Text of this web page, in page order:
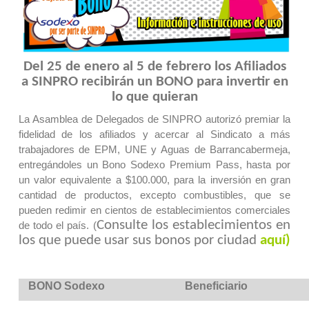
Del 25 de enero al 5 de febrero los Afiliados
a SINPRO recibirán un BONO para invertir en
lo que quieran
La Asamblea de Delegados de SINPRO autorizó premiar la
fidelidad de los afiliados y acercar al Sindicato a más
trabajadores de EPM, UNE y Aguas de Barrancabermeja,
entregándoles un Bono Sodexo Premium Pass, hasta por
un valor equivalente a $100.000, para la inversión en gran
cantidad de productos, excepto combustibles, que se
pueden redimir en cientos de establecimientos comerciales
de todo el país. (Consulte los establecimientos en
los que puede usar sus bonos por ciudad aquí)
BONO Sodexo Beneficiario